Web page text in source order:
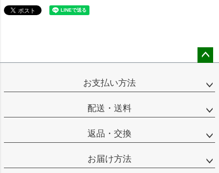
ップ
お支払い方法
配送・送料
返品・交換
お届け方法